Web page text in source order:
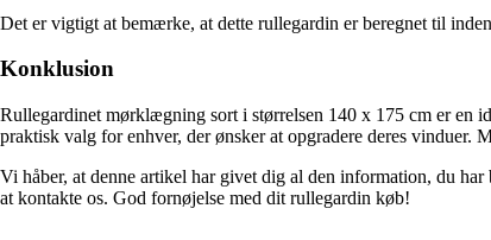
Det er vigtigt at bemærke, at dette rullegardin er beregnet til
Konklusion
Rullegardinet mørklægning sort i størrelsen 140 x 175 cm er en
praktisk valg for enhver, der ønsker at opgradere deres vinduer.
Vi håber, at denne artikel har givet dig al den information, du
at kontakte os. God fornøjelse med dit rullegardin køb!